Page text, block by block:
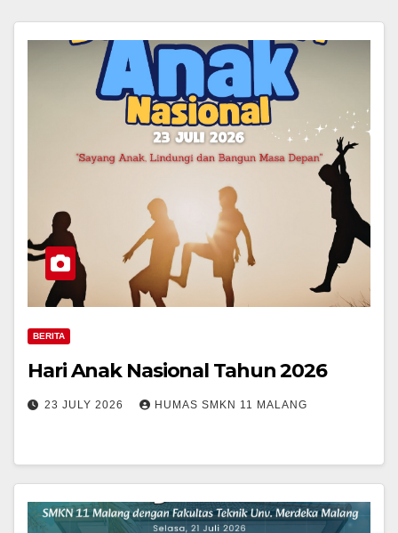
BERITA
Hari Anak Nasional Tahun 2026
23 JULY 2026 HUMAS SMKN 11 MALANG